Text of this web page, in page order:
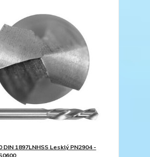
DIN 1897LNHSS Lesklý PN2904 -